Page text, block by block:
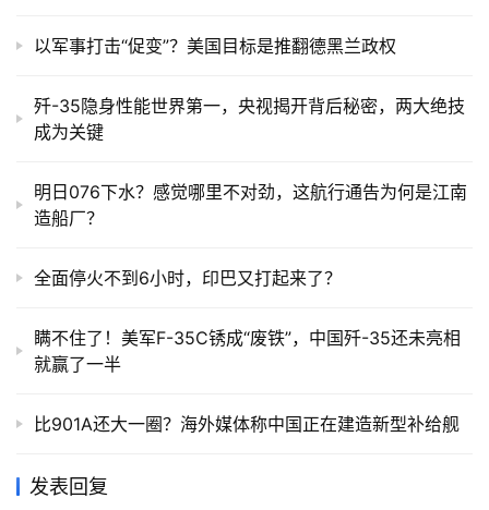
以军事打击“促变”？美国目标是推翻德黑兰政权
歼-35隐身性能世界第一，央视揭开背后秘密，两大绝技
成为关键
明日076下水？感觉哪里不对劲，这航行通告为何是江南
造船厂？
全面停火不到6小时，印巴又打起来了？
瞒不住了！美军F-35C锈成“废铁”，中国歼-35还未亮相
就赢了一半
比901A还大一圈？海外媒体称中国正在建造新型补给舰
发表回复